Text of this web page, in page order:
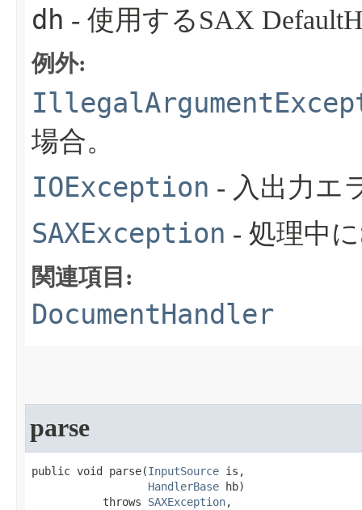
dh - 使用するSAX
例外:
場合。
IOException - 入出力エ
SAXException - 処理中
関連項目:
DocumentHandler
parse
public void parse​(InputSource is,
HandlerBase hb)
           throws
SAXException,